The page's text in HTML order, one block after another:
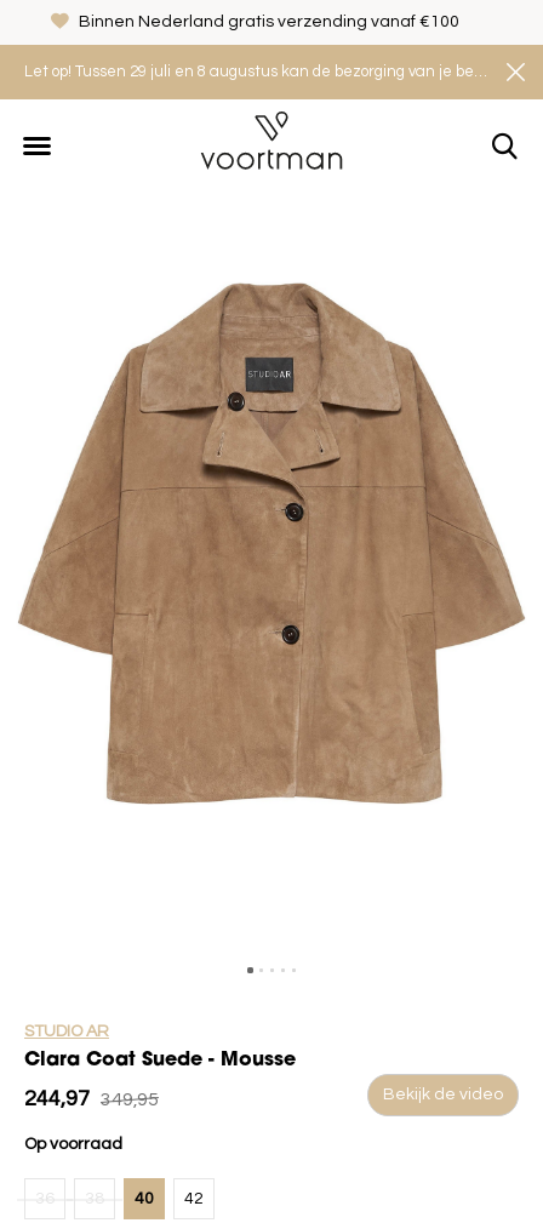
Let op! Tussen 29 juli en 8 augustus kan de bezorging van je bestelling iets langer duren. Houd rekening met een levertijd van 2 tot 4 werkdagen.
Binnen Nederland gratis verzending vanaf €100
STUDIO AR
Clara Coat Suede - Mousse
Bekijk de video
244,97 349,95
Op voorraad
36 38 40 42